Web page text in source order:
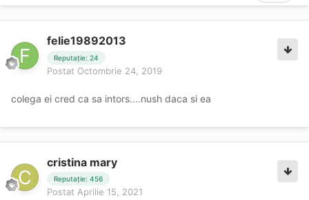
felie19892013
Reputație: 24
Postat Octombrie 24, 2019
colega ei cred ca sa intors....nush daca si ea
cristina mary
Reputație: 456
Postat Aprilie 15, 2021